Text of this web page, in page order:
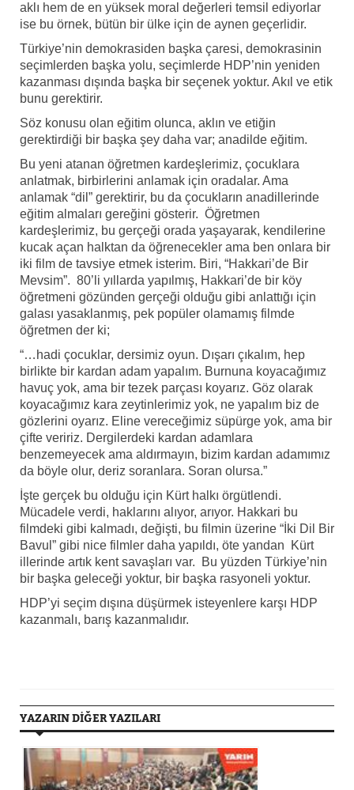
aklı hem de en yüksek moral değerleri temsil ediyorlar
ise bu örnek, bütün bir ülke için de aynen geçerlidir.
Türkiye’nin demokrasiden başka çaresi, demokrasinin
seçimlerden başka yolu, seçimlerde HDP’nin yeniden
kazanması dışında başka bir seçenek yoktur. Akıl ve etik
bunu gerektirir.
Söz konusu olan eğitim olunca, aklın ve etiğin
gerektirdiği bir başka şey daha var; anadilde eğitim.
Bu yeni atanan öğretmen kardeşlerimiz, çocuklara
anlatmak, birbirlerini anlamak için oradalar. Ama
anlamak “dil” gerektirir, bu da çocukların anadillerinde
eğitim almaları gereğini gösterir. Öğretmen
kardeşlerimiz, bu gerçeği orada yaşayarak, kendilerine
kucak açan halktan da öğrenecekler ama ben onlara bir
iki film de tavsiye etmek isterim. Biri, “Hakkari’de Bir
Mevsim”. 80’li yıllarda yapılmış, Hakkari’de bir köy
öğretmeni gözünden gerçeği olduğu gibi anlattığı için
galası yasaklanmış, pek popüler olamamış filmde
öğretmen der ki;
“…hadi çocuklar, dersimiz oyun. Dışarı çıkalım, hep
birlikte bir kardan adam yapalım. Burnuna koyacağımız
havuç yok, ama bir tezek parçası koyarız. Göz olarak
koyacağımız kara zeytinlerimiz yok, ne yapalım biz de
gözlerini oyarız. Eline vereceğimiz süpürge yok, ama bir
çifte veririz. Dergilerdeki kardan adamlara
benzemeyecek ama aldırmayın, bizim kardan adamımız
da böyle olur, deriz soranlara. Soran olursa.”
İşte gerçek bu olduğu için Kürt halkı örgütlendi.
Mücadele verdi, haklarını alıyor, arıyor. Hakkari bu
filmdeki gibi kalmadı, değişti, bu filmin üzerine “İki Dil Bir
Bavul” gibi nice filmler daha yapıldı, öte yandan Kürt
illerinde artık kent savaşları var. Bu yüzden Türkiye’nin
bir başka geleceği yoktur, bir başka rasyoneli yoktur.
HDP’yi seçim dışına düşürmek isteyenlere karşı HDP
kazanmalı, barış kazanmalıdır.
YAZARIN DİĞER YAZILARI